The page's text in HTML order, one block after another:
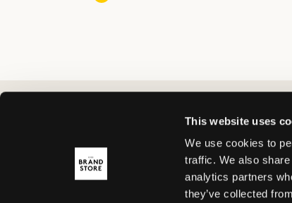
This website uses
We use cookies to
traffic. We also
analytics partners
they’ve collected